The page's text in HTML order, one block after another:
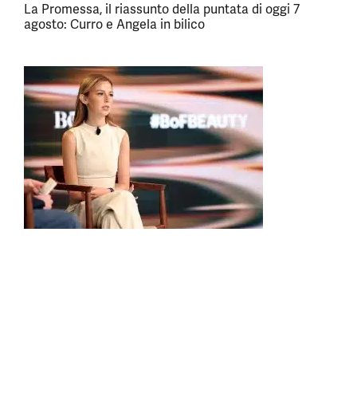
La Promessa, il riassunto della puntata di oggi 7
agosto: Curro e Angela in bilico